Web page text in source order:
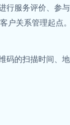
行服务评价、
户关系管理起点。
的扫描时间、